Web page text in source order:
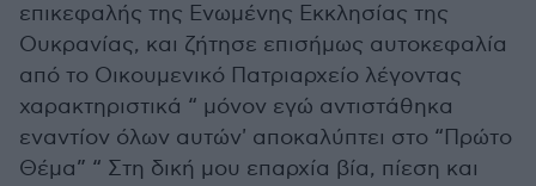
επικεφαλής της Ενωμένης Εκκλησίας της
Ουκρανίας, και ζήτησε επισήμως αυτοκεφαλία
από το Οικουμενικό Πατριαρχείο λέγοντας
χαρακτηριστικά “ μόνον εγώ αντιστάθηκα
εναντίον όλων αυτών' αποκαλύπτει στο “Πρώτο
Θέμα” “ Στη δική μου επαρχία βία, πίεση και